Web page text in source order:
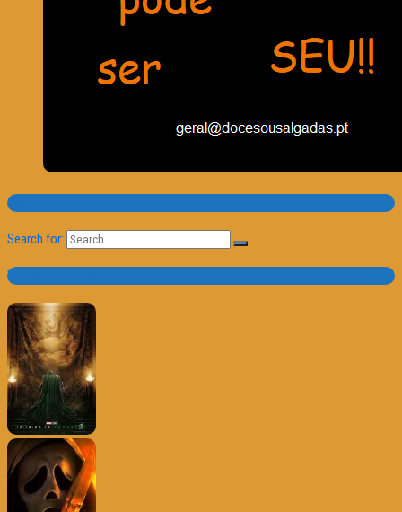
Pesquisa
Search for:
Trailer e Poster do Dia